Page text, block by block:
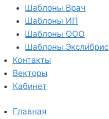
Шаблоны Врач
Шаблоны ИП
Шаблоны ООО
Шаблоны Эксли́брис
Контакты
Векторы
Кабинет
Главная